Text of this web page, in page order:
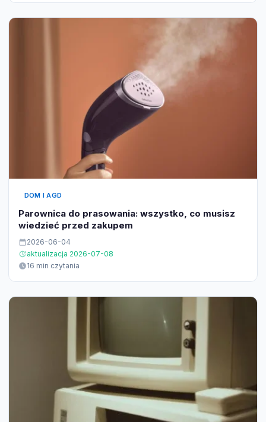
DOM I AGD
Parownica do prasowania: wszystko, co musisz
wiedzieć przed zakupem
2026-06-04
aktualizacja 2026-07-08
16 min czytania